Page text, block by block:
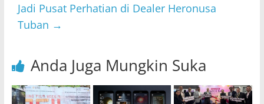
Jadi Pusat Perhatian di Dealer Heronusa
Tuban →
Anda Juga Mungkin Suka